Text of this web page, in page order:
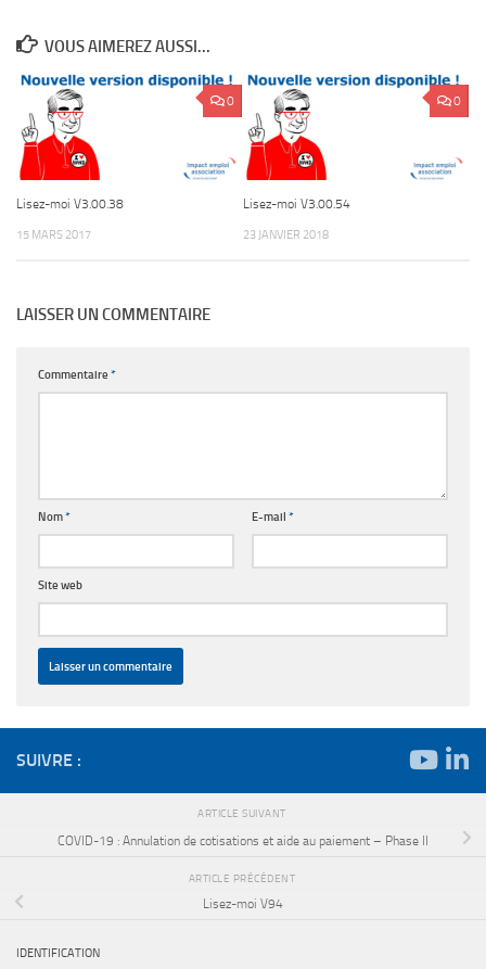
VOUS AIMEREZ AUSSI...
0
Lisez-moi V3.00.38
15 MARS 2017
0
Lisez-moi V3.00.54
23 JANVIER 2018
LAISSER UN COMMENTAIRE
Commentaire *
Nom* E-mail *
Site web
SUIVRE :
ARTICLE SUIVANT
COVID-19 : Annulation de cotisations et aide au paiement – Phase II
ARTICLE PRÉCÉDENT
Lisez-moi V94
IDENTIFICATION